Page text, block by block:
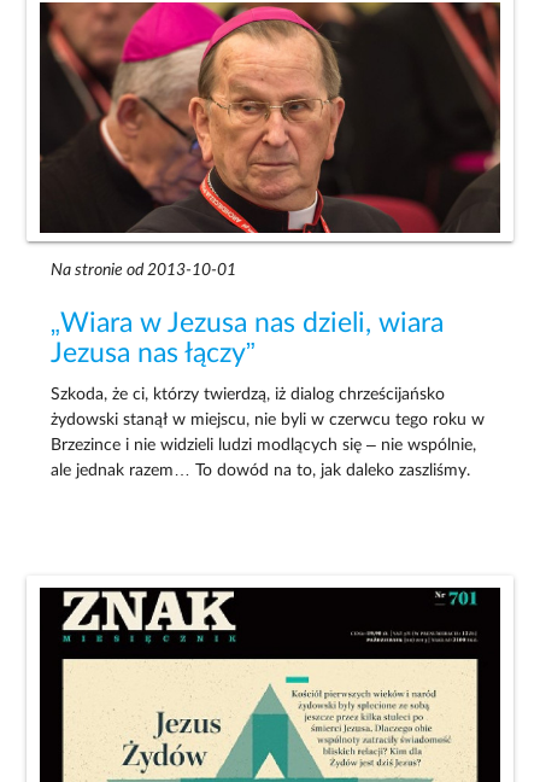
Na stronie od 2013-10-01
„Wiara w Jezusa nas dzieli, wiara
Jezusa nas łączy”
Szkoda, że ci, którzy twierdzą, iż dialog chrześcijańsko
żydowski stanął w miejscu, nie byli w czerwcu tego roku w
Brzezince i nie widzieli ludzi modlących się – nie wspólnie,
ale jednak razem… To dowód na to, jak daleko zaszliśmy.